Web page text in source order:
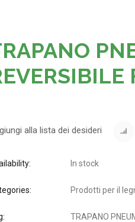
alla lista dei desideri
In stock
Prodotti per il
TRAPANO